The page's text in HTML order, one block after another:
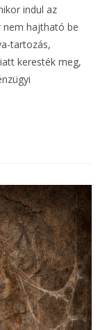
indul az
nem hajtható be
tartozás,
keresték meg,